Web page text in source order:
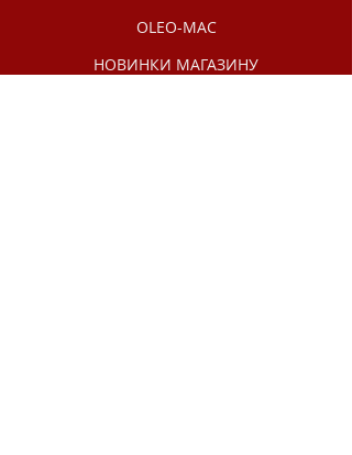
OLEO-MAC
НОВИНКИ МАГАЗИНУ